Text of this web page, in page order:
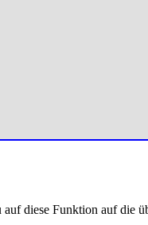
diese Funktion auf die